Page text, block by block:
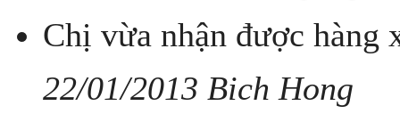
Chị vừa nhận được hàng
22/01/2013 Bich Hong